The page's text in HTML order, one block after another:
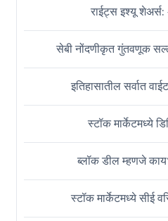
राईट्स इश्यू
सेबी नोंदणीकृत गुंतवणूक
इतिहासातील सर्वात
स्टॉक मार्केटमध्ये
ब्लॉक डील म्हणजे
स्टॉक मार्केटमध्ये सीई